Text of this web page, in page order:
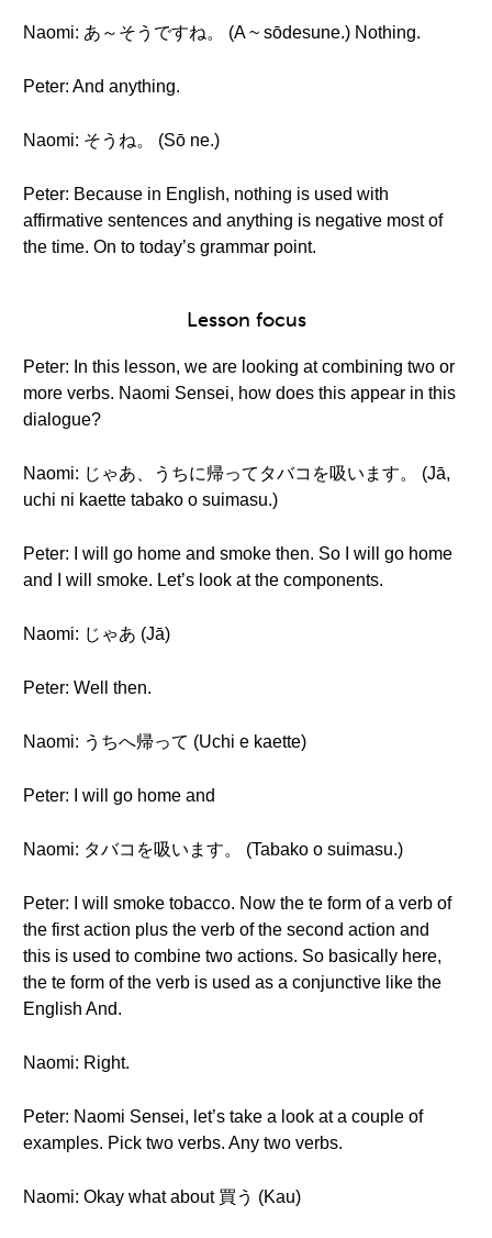
Naomi: あ～そうですね。 (A ~ sōdesune.) Nothing.
Peter: And anything.
Naomi: そうね。 (Sō ne.)
Peter: Because in English, nothing is used with
affirmative sentences and anything is negative most of
the time. On to today’s grammar point.
Lesson focus
Peter: In this lesson, we are looking at combining two or
more verbs. Naomi Sensei, how does this appear in this
dialogue?
Naomi: じゃあ、うちに帰ってタバコを吸います。 (Jā,
uchi ni kaette tabako o suimasu.)
Peter: I will go home and smoke then. So I will go home
and I will smoke. Let’s look at the components.
Naomi: じゃあ (Jā)
Peter: Well then.
Naomi: うちへ帰って (Uchi e kaette)
Peter: I will go home and
Naomi: タバコを吸います。 (Tabako o suimasu.)
Peter: I will smoke tobacco. Now the te form of a verb of
the first action plus the verb of the second action and
this is used to combine two actions. So basically here,
the te form of the verb is used as a conjunctive like the
English And.
Naomi: Right.
Peter: Naomi Sensei, let’s take a look at a couple of
examples. Pick two verbs. Any two verbs.
Naomi: Okay what about 買う (Kau)